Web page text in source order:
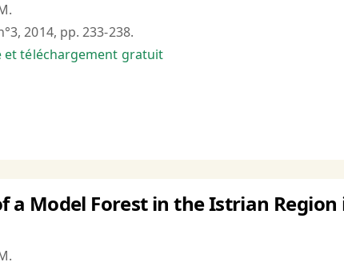
2014, pp. 233-238.
et téléchargement gratuit
a Model Forest in the Istrian Region